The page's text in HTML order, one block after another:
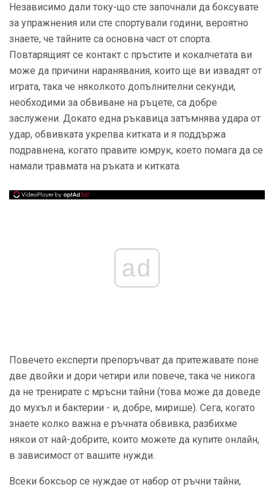
Независимо дали току-що сте започнали да боксувате
за упражнения или сте спортували години, вероятно
знаете, че тайните са основна част от спорта.
Повтарящият се контакт с пръстите и кокалчетата ви
може да причини наранявания, които ще ви извадят от
играта, така че няколкото допълнителни секунди,
необходими за обвиване на ръцете, са добре
заслужени. Докато една ръкавица затъмнява удара от
удар, обвивката укрепва китката и я поддържа
подравнена, когато правите юмрук, което помага да се
намали травмата на ръката и китката.
ad
Повечето експерти препоръчват да притежавате поне
две двойки и дори четири или повече, така че никога
да не тренирате с мръсни тайни (това може да доведе
до мухъл и бактерии - и, добре, мирише). Сега, когато
знаете колко важна е ръчната обвивка, разбихме
някои от най-добрите, които можете да купите онлайн,
в зависимост от вашите нужди.
Всеки боксьор се нуждае от набор от ръчни тайни,